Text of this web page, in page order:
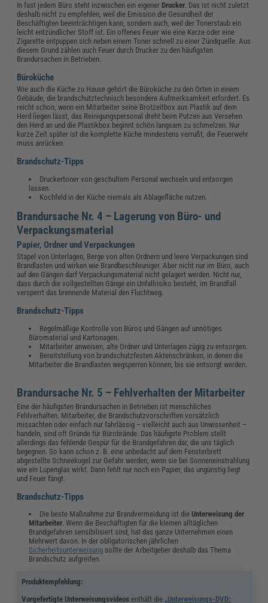
In fast jedem Büro steht inzwischen ein eigener Drucker. Das ist nicht zuletzt
deshalb nicht zu empfehlen, weil die Emission die Gesundheit der
Beschäftigten beeinträchtigen kann, sondern auch, weil der Tonerstaub ein
leicht entzündlicher Stoff ist. Ein offenes Feuer wie eine Kerze oder eine
Zigarette entpuppen sich neben einem Toner schnell zu einer Zündquelle. Aus
diesem Grund zählen auch Feuer durch Drucker zu den häufigsten
Brandursachen in Betrieben.
Büroküche
Wie auch die Küche zu Hause gehört die Büroküche zu den Orten in einem
Gebäude, die brandschutztechnisch besondere Aufmerksamkeit erfordert. Es
reicht schon, wenn ein Mitarbeiter seine Brotzeitbox aus Plastik auf dem
Herd liegen lässt, das Reinigungspersonal dreht beim Putzen aus Versehen
den Herd an und die Plastikbox beginnt schön langsam zu schmelzen. Nur
kurze Zeit später ist die komplette Küche mindestens verrußt, die Feuerwehr
muss anrücken.
Brandschutz-Tipps
Druckertoner von geschultem Personal wechseln und entsorgen
lassen.
Kochfeld in der Küche niemals als Ablagefläche nutzen.
Brandursache Nr. 4 – Lagerung von Büro- und
Verpackungsmaterial
Papier, Ordner und Verpackungen
Stapel von Unterlagen, Berge von alten Ordnern und leere Verpackungen sind
Brandlasten und wirken wie Brandbeschleuniger. Aber nicht nur im Büro, auch
auf den Gängen darf Verpackungsmaterial nicht gelagert werden. Nicht nur,
dass durch die vollgestellten Gänge ein Unfallrisiko besteht, im Brandfall
versperrt das brennende Material den Fluchtweg.
Brandschutz-Tipps
Regelmäßige Kontrolle von Büros und Gängen auf unnötiges
Büromaterial und Kartonagen.
Mitarbeiter anweisen, alte Ordner und Unterlagen zügig zu entsorgen.
Bereitstellung von brandschutzfesten Aktenschränken, in denen die
Mitarbeiter die Brandlasten wegsperren können, bis sie entsorgt werden.
Brandursache Nr. 5 – Fehlverhalten der Mitarbeiter
Eine der häufigsten Brandursachen in Betrieben ist menschliches
Fehlverhalten. Mitarbeiter, die Brandschutzvorschriften vorsätzlich
missachten oder einfach nur fahrlässig – vielleicht auch aus Unwissenheit –
handeln, sind oft Gründe für Bürobrände. Das häufigste Problem stellt
allerdings das fehlende Gespür für die Brandgefahren dar, die uns täglich
begegnen. So kann schon z. B. eine unbedacht auf dem Fensterbrett
abgestellte Schneekugel zur Gefahr werden, wenn sie bei Sonneneinstrahlung
wie ein Lupenglas wirkt. Dann fehlt nur noch ein Papier, das ungünstig liegt
und Feuer fängt.
Brandschutz-Tipps
Die beste Maßnahme zur Brandvermeidung ist die Unterweisung der
Mitarbeiter. Wenn die Beschäftigten für die kleinen alltäglichen
Brandgefahren sensibilisiert sind, hat das ganze Unternehmen einen
Mehrwert davon. In der obligatorischen jährlichen
Sicherheitsunterweisung sollte der Arbeitgeber deshalb das Thema
Brandschutz aufgreifen.
Produktempfehlung:
Vorgefertigte Unterweisungsvideos enthält die „Unterweisungs-DVD: